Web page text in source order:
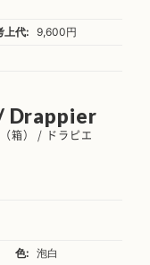
上代:
9,600円
Drappier
箱） / ドラピエ
色:
泡白